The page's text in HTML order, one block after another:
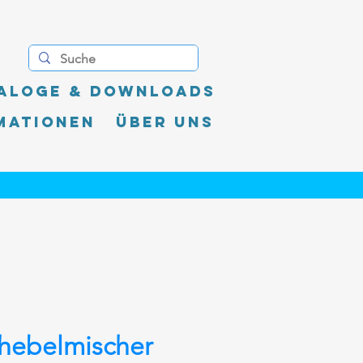
& Downloads
Über uns